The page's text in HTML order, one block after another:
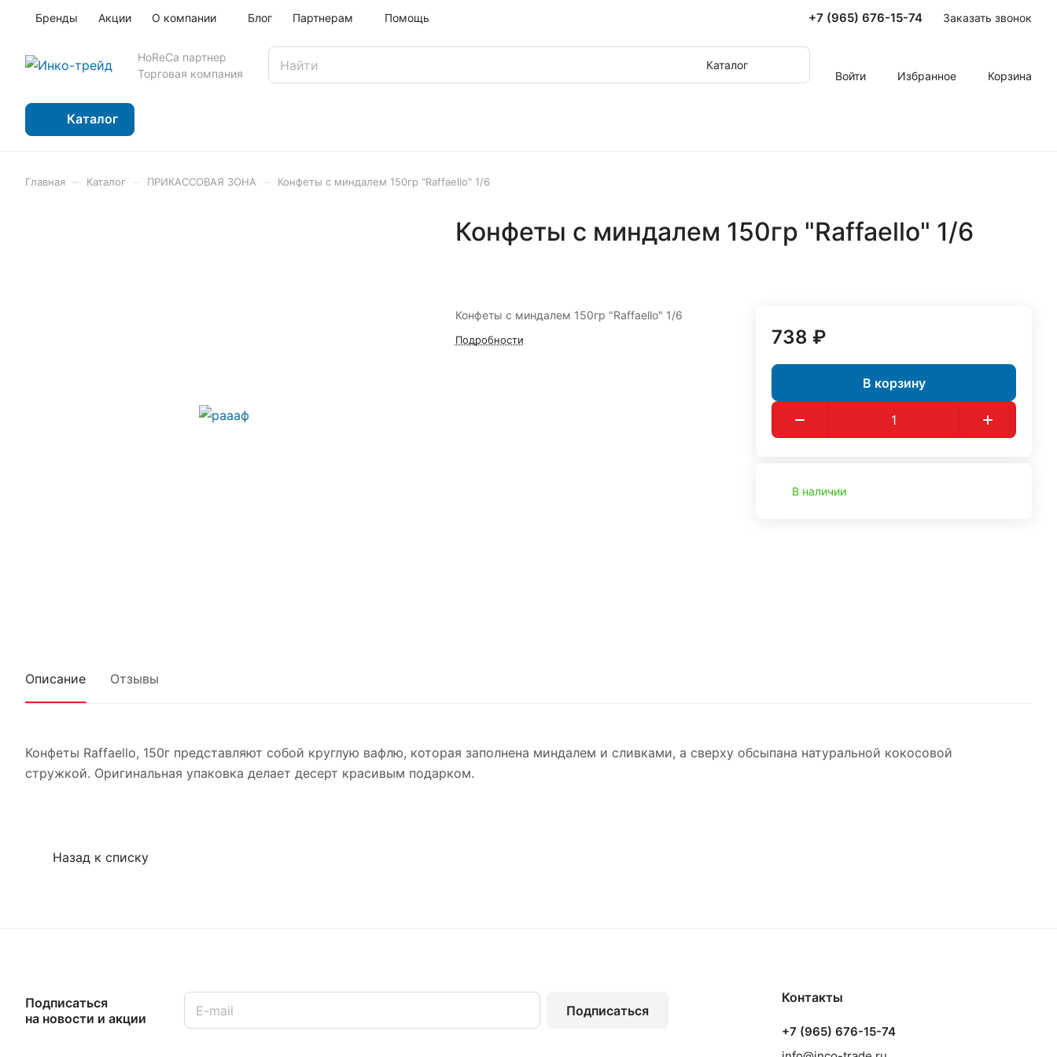
Бренды Акции О компании Блог Партнерам Помощь +7 (965) 676-15-74 Заказать звонок
HoReCa партнер
Торговая компания
Каталог
Войти
Избранное Корзина
Каталог
Главная Каталог ПРИКАССОВАЯ ЗОНА Конфеты с миндалем 150гр "Raffaello" 1/6
Конфеты с миндалем 150гр "Raffaello" 1/6
Конфеты с миндалем 150гр "Raffaello" 1/6
Подробности 738 ₽
В корзину
В наличии
Описание Отзывы
Конфеты Raffaello, 150г представляют собой круглую вафлю, которая заполнена миндалем и сливками, а сверху обсыпана натуральной кокосовой
стружкой. Оригинальная упаковка делает десерт красивым подарком.
Назад к списку
Подписаться
на новости и акции
Подписаться
Контакты
+7 (965) 676-15-74